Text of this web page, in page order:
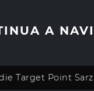
A
Target Point